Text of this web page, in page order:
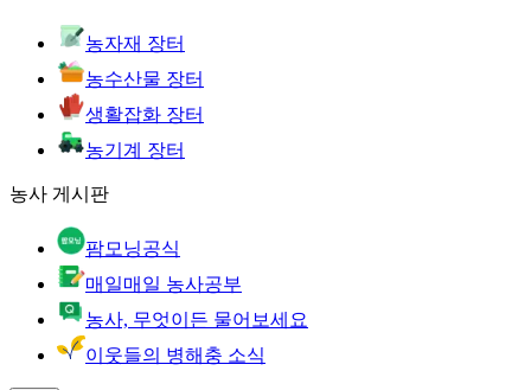
농자재 장터
농수산물 장터
생활잡화 장터
농기계 장터
농사 게시판
팜모닝공식
매일매일 농사공부
농사, 무엇이든 물어보세요
이웃들의 병해충 소식